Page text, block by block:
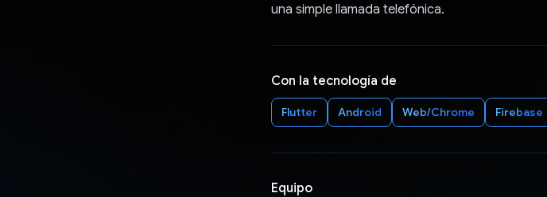
una simple llamada telefónica.
Con la tecnología de
Flutter Android Web/Chrome Firebase
Equipo